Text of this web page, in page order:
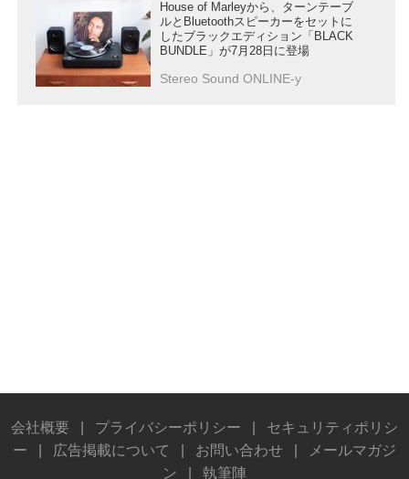
House of Marleyから、ターンテーブ
ルとBluetoothスピーカーをセットに
したブラックエディション「BLACK
BUNDLE」が7月28日に登場
Stereo Sound ONLINE-y
会社概要 プライバシーポリシー
セキュリティポリシ
ー
広告掲載について お問い合わせ
メールマガジ
ン
執筆陣